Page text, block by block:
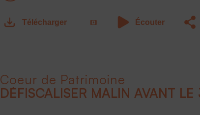
Télécharger Écouter
Coeur de Patrimoine